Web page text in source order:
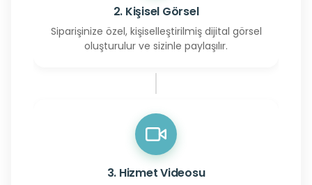
2. Kişisel Görsel
Siparişinize özel, kişiselleştirilmiş dijital görsel
oluşturulur ve sizinle paylaşılır.
3. Hizmet Videosu